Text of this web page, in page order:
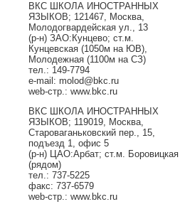
ВКС ШКОЛА ИНОСТРАННЫХ
ЯЗЫКОВ; 121467, Москва,
Молодогвардейская ул., 13
(р-н) ЗАО:Кунцево; ст.м.
Кунцевская (1050м на ЮВ),
Молодежная (1100м на СЗ)
тел.: 149-7794
e-mail: molod@bkc.ru
web-стр.: www.bkc.ru
ВКС ШКОЛА ИНОСТРАННЫХ
ЯЗЫКОВ; 119019, Москва,
Староваганьковский пер., 15,
подъезд 1, офис 5
(р-н) ЦАО:Арбат; ст.м. Боровицкая
(рядом)
тел.: 737-5225
факс: 737-6579
web-стр.: www.bkc.ru